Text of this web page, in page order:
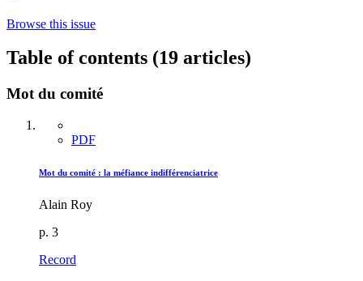
Browse this issue
Table of contents (19 articles)
Mot du comité
PDF
Mot du comité : la méfiance indifférenciatrice
Alain Roy
p. 3
Record